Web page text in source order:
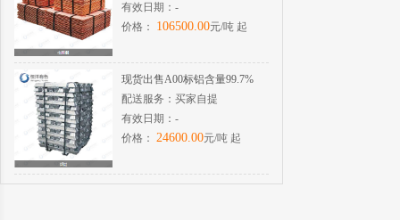
有效日期： -
价格： 106500.00元/吨 起
现货出售A00标铝含量99.7%
配送服务： 买家自提
有效日期： -
价格： 24600.00元/吨 起